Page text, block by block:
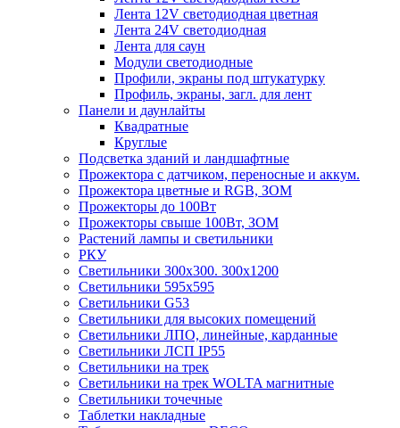
Лента 12V светодиодная цветная
Лента 24V светодиодная
Лента для саун
Модули светодиодные
Профили, экраны под штукатурку
Профиль, экраны, загл. для лент
Панели и даунлайты
Квадратные
Круглые
Подсветка зданий и ландшафтные
Прожектора с датчиком, переносные и аккум.
Прожектора цветные и RGB, ЗОМ
Прожекторы до 100Вт
Прожекторы свыше 100Вт, ЗОМ
Растений лампы и светильники
РКУ
Светильники 300х300. 300х1200
Светильники 595х595
Светильники G53
Светильники для высоких помещений
Светильники ЛПО, линейные, карданные
Светильники ЛСП IP55
Светильники на трек
Светильники на трек WOLTA магнитные
Светильники точечные
Таблетки накладные